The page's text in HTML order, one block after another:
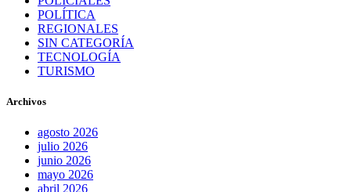
POLÍTICA
REGIONALES
SIN CATEGORÍA
TECNOLOGÍA
TURISMO
Archivos
agosto 2026
julio 2026
junio 2026
mayo 2026
abril 2026